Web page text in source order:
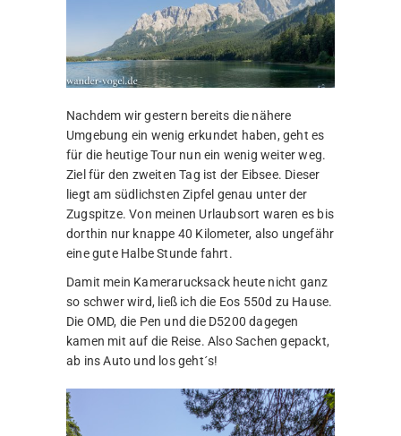
Nachdem wir gestern bereits die nähere
Umgebung ein wenig erkundet haben, geht es
für die heutige Tour nun ein wenig weiter weg.
Ziel für den zweiten Tag ist der Eibsee. Dieser
liegt am südlichsten Zipfel genau unter der
Zugspitze. Von meinen Urlaubsort waren es bis
dorthin nur knappe 40 Kilometer, also ungefähr
eine gute Halbe Stunde fahrt.
Damit mein Kamerarucksack heute nicht ganz
so schwer wird, ließ ich die Eos 550d zu Hause.
Die OMD, die Pen und die D5200 dagegen
kamen mit auf die Reise. Also Sachen gepackt,
ab ins Auto und los geht´s!